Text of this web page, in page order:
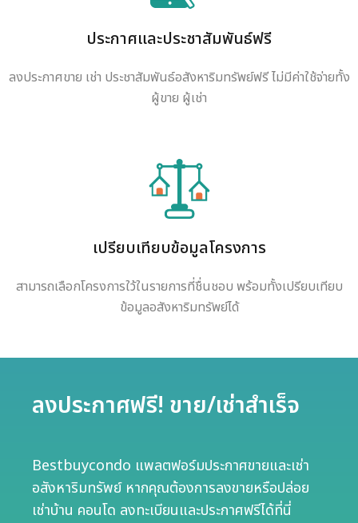
ประกาศและประชาสัมพันธ์ฟรี
ลงประกาศขาย เช่า ประชาสัมพันธ์อสังหาริมทรัพย์ฟรี ไม่มีค่าใช้จ่ายทั้ง
ผู้ขาย ผู้เช่า
เปรียบเทียบข้อมูลโครงการ
สามารถเลือกโครงการใว้ในรายการที่ชื่นชอบ พร้อมทั้งเปรียบเทียบ
ข้อมูลอสังหาริมทรัพย์ได้
ลงประกาศฟรี! ขาย/เช่าสำเร็จ
Bestbuycondo แพลตฟอร์มประกาศขายและเช่า
อสังหาริมทรัพย์ หากคุณต้องการลงขายหรือปล่อย
เช่าบ้าน คอนโด ลงทะเบียนและประกาศฟรีได้ที่นี่